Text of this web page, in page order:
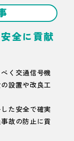
全に貢献
く交通信号機
設置や改良工
た安全で確実
故の防止に貢